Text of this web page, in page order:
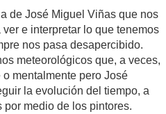
de José Miguel Viñas que nos
e interpretar lo que tenemos
nos pasa desapercibido.
meteorológicos que, a veces,
mentalmente pero José
la evolución del tiempo, a
medio de los pintores.